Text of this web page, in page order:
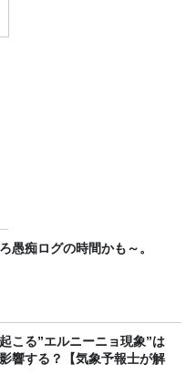
愚痴ログの時間かも～。
こる”エルニーニョ現象”は
響する？【気象予報士が解